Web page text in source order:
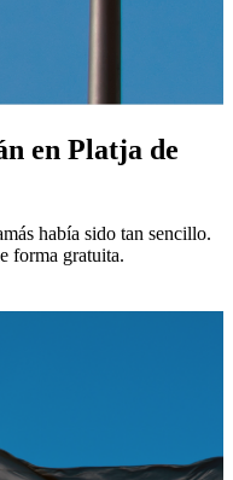
en Platja de
había sido tan sencillo.
forma gratuita.